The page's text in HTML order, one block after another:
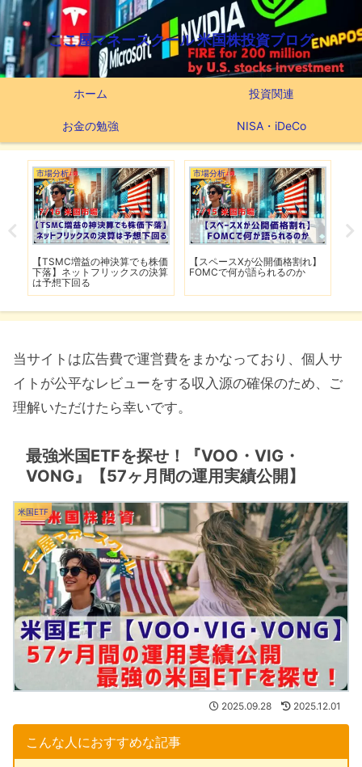
ここ屋マネースクール 米国株投資ブログ
ホーム 投資関連
お金の勉強 NISA・iDeCo
市場分析
【FRB高官がインフレ鈍化を歓
迎】銀行大手5行の好決算でシ
ーズン開幕
市場分析
【ホルムズ海峡が再び封鎖】
FRB高官が近く利上げの可能性
当サイトは広告費で運営費をまかなっており、個人サ
イトが公平なレビューをする収入源の確保のため、ご
理解いただけたら幸いです。
最強米国ETFを探せ！『VOO・VIG・
VONG』【57ヶ月間の運用実績公開】
米国ETF
2025.09.28 2025.12.01
こんな人におすすめな記事